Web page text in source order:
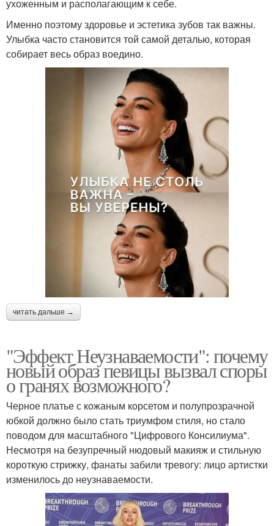
ухоженным и располагающим к себе.
Именно поэтому здоровье и эстетика зубов так важны.
Улыбка часто становится той самой деталью, которая
собирает весь образ воедино.
читать дальше →
"Эффект Неузнаваемости": почему
новый образ певицы вызвал споры
о гранях возможного?
Черное платье с кожаным корсетом и полупрозрачной
юбкой должно было стать триумфом стиля, но стало
поводом для масштабного "Цифрового Консилиума".
Несмотря на безупречный нюдовый макияж и стильную
короткую стрижку, фанаты забили тревогу: лицо артистки
изменилось до неузнаваемости.